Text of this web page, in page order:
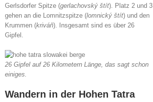
Gerlsdorfer Spitze (gerlachovský štít). Platz 2 und 3
gehen an die Lomnitzspitze (lomnický štít) und den
Krummen (kriváň). Insgesamt sind es über 26
Gipfel.
26 Gipfel auf 26 Kilometern Länge, das sagt schon
einiges.
Wandern in der Hohen Tatra